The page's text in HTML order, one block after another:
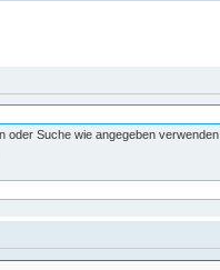
oder Suche wie angegeben verwenden